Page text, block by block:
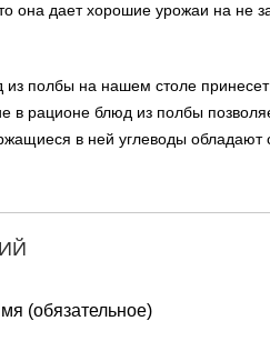
она дает хорошие урожаи на не
полбы на нашем столе
в рационе блюд из полбы
в ней углеводы обладают
(обязательное)